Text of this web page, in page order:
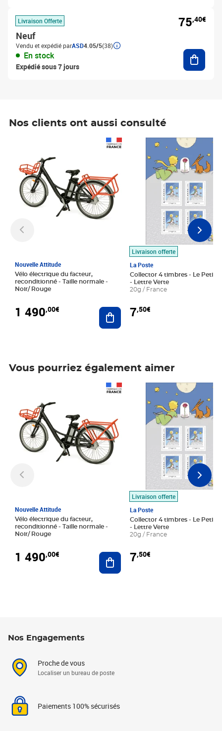
Livraison Offerte
Neuf
Vendu et expédié parASD4.05/5(38)
En stock
Expédié sous 7 jours
75,40€
Nos clients ont aussi consulté
Nouvelle Attitude
Vélo électrique du facteur,
reconditionné - Taille normale -
Noir/ Rouge
1 490,00€ Ajouter au panier
Livraison offerte
La Poste
Collector 4 timbres - Le Petit
- Lettre Verte
20g / France
7,50€
Prix 7,50€
Vous pourriez également aimer
Nouvelle Attitude
Vélo électrique du facteur,
reconditionné - Taille normale -
Noir/ Rouge
1 490,00€ Ajouter au panier
Livraison offerte
La Poste
Collector 4 timbres - Le Petit
- Lettre Verte
20g / France
7,50€
Prix 7,50€
Nos Engagements
Proche de vous
Localiser un bureau de poste
Paiements 100% sécurisés